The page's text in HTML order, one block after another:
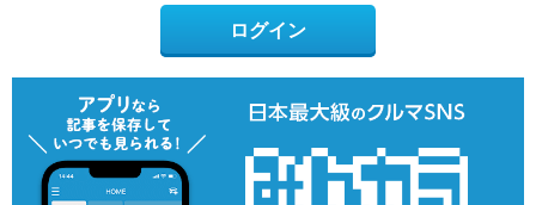
ログイン